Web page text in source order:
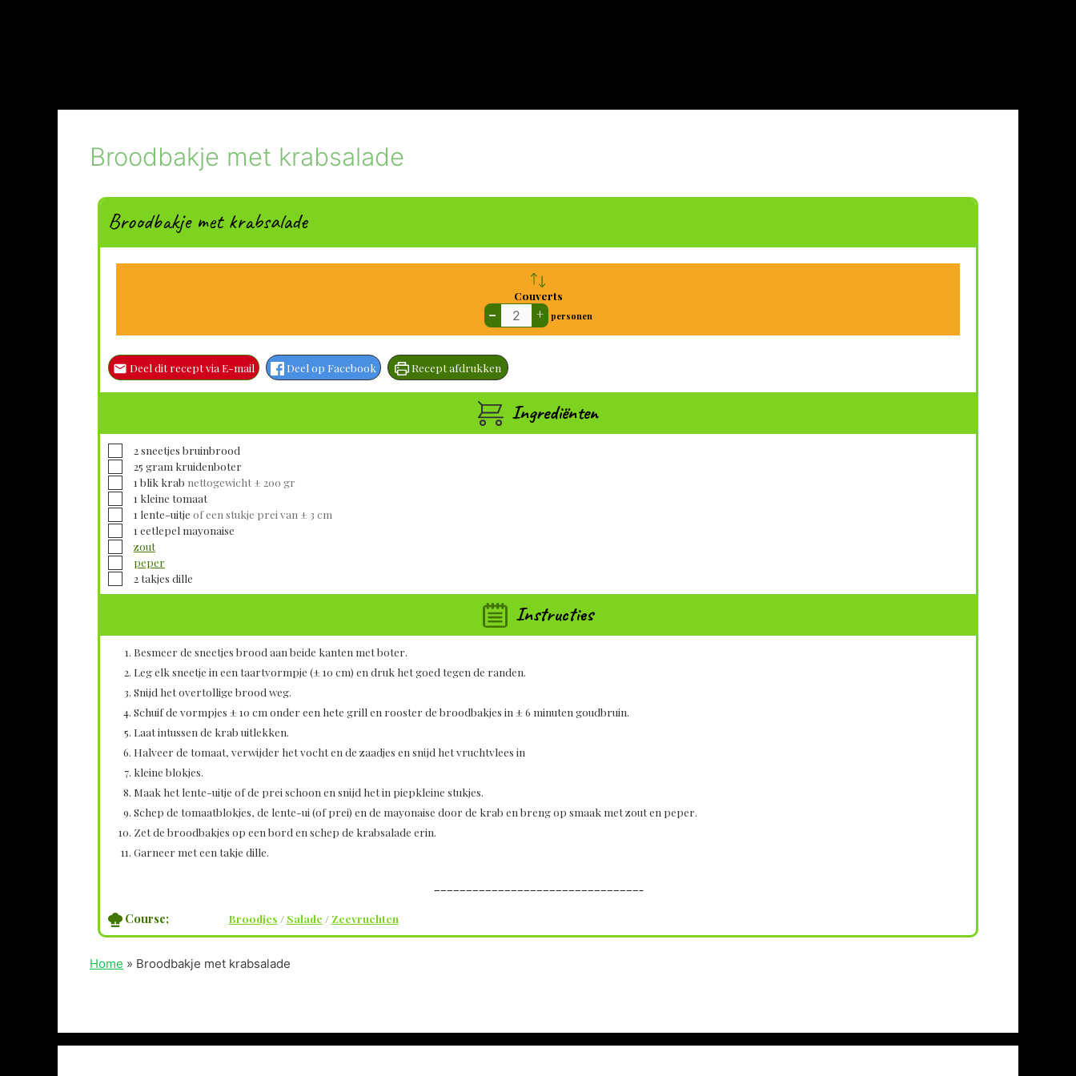
Broodbakje met krabsalade
Broodbakje met krabsalade
Couverts
– + personen
Deel dit recept via E-mail Deel op Facebook Recept afdrukken
Ingrediënten
▢
2sneetjes bruinbrood
▢
25 gram kruidenboter
▢1 blik krab nettogewicht ± 200 gr
▢1 kleine tomaat
▢1 lente-uitje of een stukje prei van ± 3 cm
▢1 eetlepel mayonaise
▢
zout
▢
peper
▢
2takjes dille
Instructies
Besmeer de sneetjes brood aan beide kanten met boter.
Leg elk sneetje in een taartvormpje (± 10 cm) en druk het goed tegen de randen.
Snijd het overtollige brood weg.
Schuif de vormpjes ± 10 cm onder een hete grill en rooster de broodbakjes in ± 6 minuten goudbruin.
Laat intussen de krab uitlekken.
Halveer de tomaat, verwijder het vocht en de zaadjes en snijd het vruchtvlees in
kleine blokjes.
Maak het lente-uitje of de prei schoon en snijd het in piepkleine stukjes.
Schep de tomaatblokjes, de lente-ui (of prei) en de mayonaise door de krab en breng op smaak met zout en peper.
Zet de broodbakjes op een bord en schep de krabsalade erin.
Garneer met een takje dille.
————————————————————————————————–
Course; Broodjes / Salade / Zeevruchten
Home » Broodbakje met krabsalade